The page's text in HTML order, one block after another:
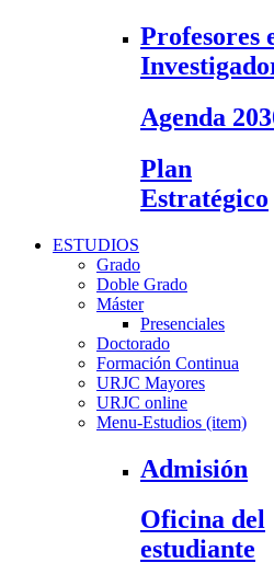
Profesores
Agenda
Plan
Estratégico
ESTUDIOS
Grado
Doble Grado
Máster
Presenciales
Doctorado
Formación Continua
URJC Mayores
URJC online
Menu-Estudios (item)
Admisión
Oficina del
estudiante